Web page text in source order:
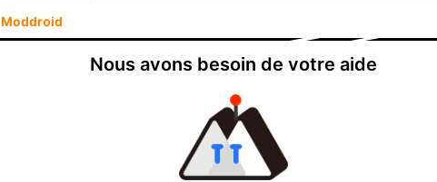
Moddroid
Nous avons besoin de votre aide